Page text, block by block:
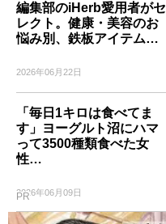
編集部のiHerb愛用者がセ
レクト。健康・美容のお
悩み別、鉄板アイテム…
2026年06月22日
「毎日1キロは食べてま
す」ヨーグルト沼にハマ
って3500種類食べた女
性…
2026年06月09日
PR